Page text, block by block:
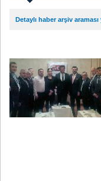
Detaylı haber arşiv